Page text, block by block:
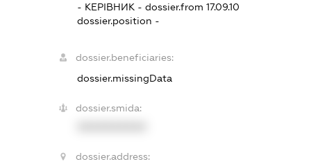
- КЕРІВНИК - dossier.from 17.09.10
dossier.position -
dossier.beneficiaries:
dossier.missingData
dossier.smida:
dossier.address: